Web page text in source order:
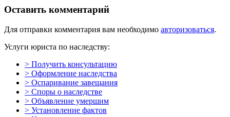
Оставить комментарий
Для отправки комментария вам необходимо авторизоваться.
Услуги юриста по наследству:
> Получить консультацию
> Оформление наследства
> Оспаривание завещания
> Споры о наследстве
> Объявление умершим
> Установление фактов